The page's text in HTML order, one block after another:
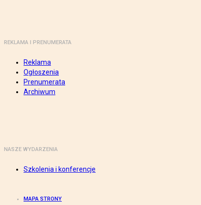
REKLAMA I PRENUMERATA
Reklama
Ogłoszenia
Prenumerata
Archiwum
NASZE WYDARZENIA
Szkolenia i konferencje
MAPA STRONY